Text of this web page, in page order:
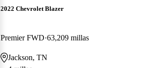
2022 Chevrolet Blazer
Premier FWD 63,209 millas
Jackson, TN